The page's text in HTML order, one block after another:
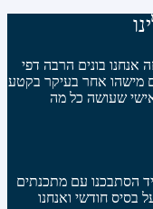
אנחנו בונים הרבה דפי
מישהו אחר בעיקר בקטע
שעושה כל מה
הסתבכנו עם מתכנתים
בסיס חודשי ואנחנו